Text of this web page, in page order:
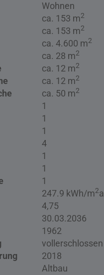
Wohnen
ca. 153 m2
ca. 153 m2
ca. 4.600 m2
ca. 28 m2
ca. 12 m2
ca. 12 m2
ca. 50 m2
1
1
1
4
1
1
1
247.9 kWh/m2a
4,75
30.03.2036
1962
vollerschlossen
2018
Altbau